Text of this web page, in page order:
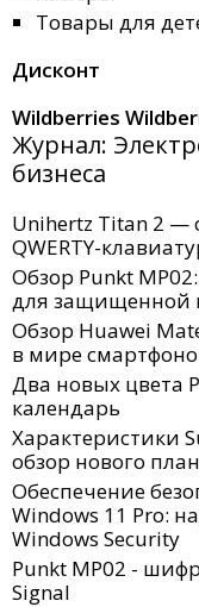
Товары для
Дисконт
Wildberries
Журнал:
бизнеса
Unihertz Titan 2 —
QWERTY-
Обзор Punkt
для защищенной
Обзор Huawei
в мире
Два новых цвета
календарь
Характеристики
обзор нового
Обеспечение
Windows 11 Pro:
Windows Security
Punkt MP02 -
Signal